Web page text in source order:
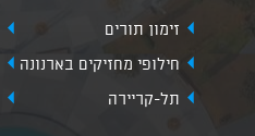
זימון תורים
חילופי מחזיקים בארנונה
תל-קריירה